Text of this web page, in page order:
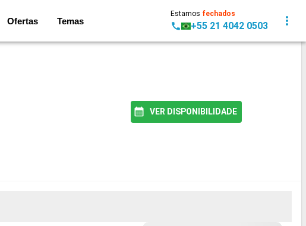
Ofertas Temas
Estamos fechados
+55 21 4042 0503
VER DISPONIBILIDADE